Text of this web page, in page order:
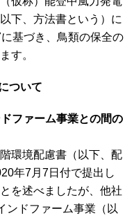
下、方法書という）に
基づき、鳥類の保全の
す。
ついて
ファーム事業との間の
環境配慮書（以下、配
年7月7日付で提出し
を述べましたが、他社
ンドファーム事業（以